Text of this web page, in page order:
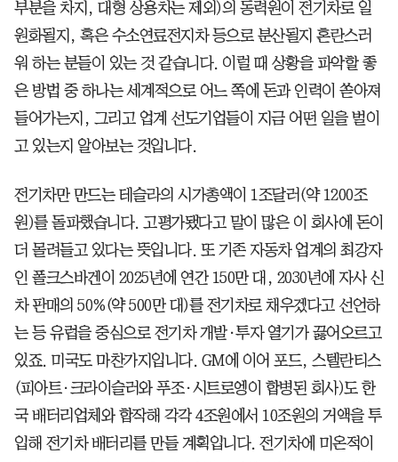
부분을 차지, 대형 상용차는 제외)의 동력원이 전기차로 일
원화될지, 혹은 수소연료전지차 등으로 분산될지 혼란스러
워 하는 분들이 있는 것 같습니다. 이럴 때 상황을 파악할 좋
은 방법 중 하나는 세계적으로 어느 쪽에 돈과 인력이 쏟아져
들어가는지, 그리고 업계 선도기업들이 지금 어떤 일을 벌이
고 있는지 알아보는 것입니다.
전기차만 만드는 테슬라의 시가총액이 1조달러(약 1200조
원)를 돌파했습니다. 고평가됐다고 말이 많은 이 회사에 돈이
더 몰려들고 있다는 뜻입니다. 또 기존 자동차 업계의 최강자
인 폴크스바겐이 2025년에 연간 150만 대, 2030년에 자사 신
차 판매의 50%(약 500만 대)를 전기차로 채우겠다고 선언하
는 등 유럽을 중심으로 전기차 개발·투자 열기가 끓어오르고
있죠. 미국도 마찬가지입니다. GM에 이어 포드, 스텔란티스
(피아트·크라이슬러와 푸조·시트로엥이 합병된 회사)도 한
국 배터리업체와 합작해 각각 4조원에서 10조원의 거액을 투
입해 전기차 배터리를 만들 계획입니다. 전기차에 미온적이